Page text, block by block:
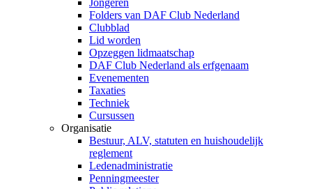
Jongeren
Folders van DAF Club Nederland
Clubblad
Lid worden
Opzeggen lidmaatschap
DAF Club Nederland als erfgenaam
Evenementen
Taxaties
Techniek
Cursussen
Organisatie
Bestuur, ALV, statuten en huishoudelijk
reglement
Ledenadministratie
Penningmeester